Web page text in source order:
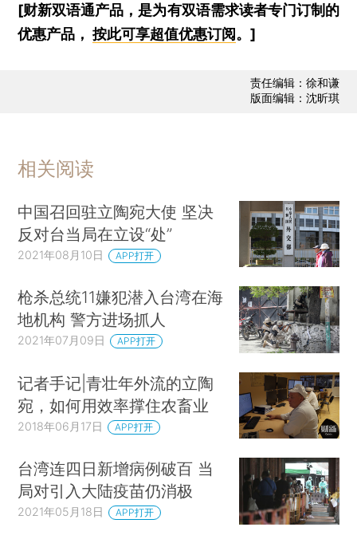
[财新双语通产品，是为有双语需求读者专门订制的
优惠产品，按此可享超值优惠订阅 。]
责任编辑：徐和谦
版面编辑：沈昕琪
相关阅读
中国召回驻立陶宛大使 坚决
反对台当局在立设“处”
2021年08月10日 APP打开
枪杀总统11嫌犯潜入台湾在海
地机构 警方进场抓人
2021年07月09日 APP打开
记者手记|青壮年外流的立陶
宛，如何用效率撑住农畜业
2018年06月17日 APP打开
台湾连四日新增病例破百 当
局对引入大陆疫苗仍消极
2021年05月18日 APP打开